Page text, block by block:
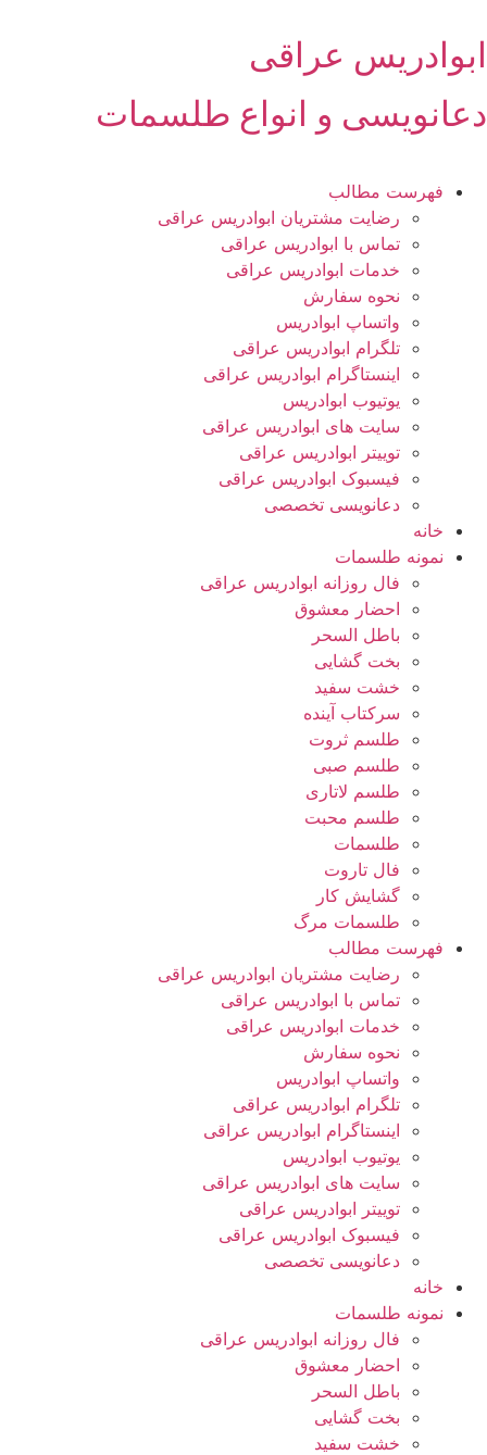
به
محتوا
ابوادریس عراقی
دعانویسی و انواع طلسمات
فهرست مطالب
رضایت مشتریان ابوادریس عراقی
تماس با ابوادریس عراقی
خدمات ابوادریس عراقی
نحوه سفارش
واتساپ ابوادریس
تلگرام ابوادریس عراقی
اینستاگرام ابوادریس عراقی
یوتیوب ابوادریس
سایت های ابوادریس عراقی
توییتر ابوادریس عراقی
فیسبوک ابوادریس عراقی
دعانویسی تخصصی
خانه
نمونه طلسمات
فال روزانه ابوادریس عراقی
احضار معشوق
باطل السحر
بخت گشایی
خشت سفید
سرکتاب آینده
طلسم ثروت
طلسم صبی
طلسم لاتاری
طلسم محبت
طلسمات
فال تاروت
گشایش کار
طلسمات مرگ
فهرست مطالب
رضایت مشتریان ابوادریس عراقی
تماس با ابوادریس عراقی
خدمات ابوادریس عراقی
نحوه سفارش
واتساپ ابوادریس
تلگرام ابوادریس عراقی
اینستاگرام ابوادریس عراقی
یوتیوب ابوادریس
سایت های ابوادریس عراقی
توییتر ابوادریس عراقی
فیسبوک ابوادریس عراقی
دعانویسی تخصصی
خانه
نمونه طلسمات
فال روزانه ابوادریس عراقی
احضار معشوق
باطل السحر
بخت گشایی
خشت سفید